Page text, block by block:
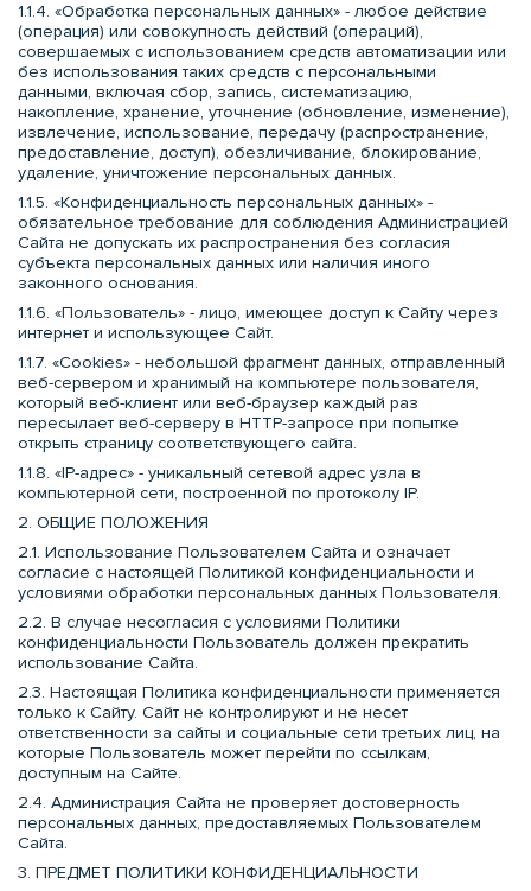
1.1.4. «Обработка персональных данных» - любое действие
(операция) или совокупность действий (операций),
совершаемых с использованием средств автоматизации или
без использования таких средств с персональными
данными, включая сбор, запись, систематизацию,
накопление, хранение, уточнение (обновление, изменение),
извлечение, использование, передачу (распространение,
предоставление, доступ), обезличивание, блокирование,
удаление, уничтожение персональных данных.
1.1.5. «Конфиденциальность персональных данных» -
обязательное требование для соблюдения Администрацией
Сайта не допускать их распространения без согласия
субъекта персональных данных или наличия иного
законного основания.
1.1.6. «Пользователь» - лицо, имеющее доступ к Сайту через
интернет и использующее Сайт.
1.1.7. «Cookies» - небольшой фрагмент данных, отправленный
веб-сервером и хранимый на компьютере пользователя,
который веб-клиент или веб-браузер каждый раз
пересылает веб-серверу в HTTP-запросе при попытке
открыть страницу соответствующего сайта.
1.1.8. «IP-адрес» - уникальный сетевой адрес узла в
компьютерной сети, построенной по протоколу IP.
2. ОБЩИЕ ПОЛОЖЕНИЯ
2.1. Использование Пользователем Сайта и означает
согласие с настоящей Политикой конфиденциальности и
условиями обработки персональных данных Пользователя.
2.2. В случае несогласия с условиями Политики
конфиденциальности Пользователь должен прекратить
использование Сайта.
2.3. Настоящая Политика конфиденциальности применяется
только к Сайту. Сайт не контролируют и не несет
ответственности за сайты и социальные сети третьих лиц, на
которые Пользователь может перейти по ссылкам,
доступным на Сайте.
2.4. Администрация Сайта не проверяет достоверность
персональных данных, предоставляемых Пользователем
Сайта.
3. ПРЕДМЕТ ПОЛИТИКИ КОНФИДЕНЦИАЛЬНОСТИ